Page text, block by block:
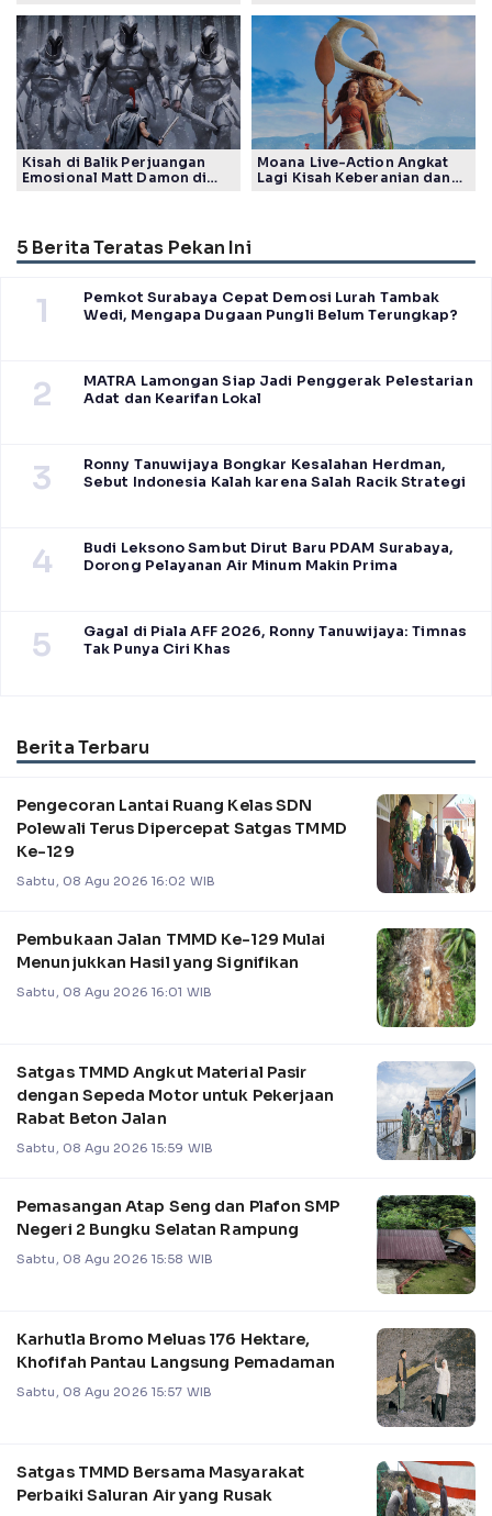
Generasi
Tuai Pujian Banyak Pihak
Kisah di Balik Perjuangan
Emosional Matt Damon di
Moana Live-Action Angkat
Lagi Kisah Keberanian dan
5 Berita Teratas Pekan Ini
1
Pemkot Surabaya Cepat Demosi Lurah Tambak
Wedi, Mengapa Dugaan Pungli Belum Terungkap?
2
MATRA Lamongan Siap Jadi Penggerak Pelestarian
Adat dan Kearifan Lokal
3
Ronny Tanuwijaya Bongkar Kesalahan Herdman,
Sebut Indonesia Kalah karena Salah Racik Strategi
4
Budi Leksono Sambut Dirut Baru PDAM Surabaya,
Dorong Pelayanan Air Minum Makin Prima
5
Gagal di Piala AFF 2026, Ronny Tanuwijaya: Timnas
Tak Punya Ciri Khas
Berita Terbaru
Pengecoran Lantai Ruang Kelas SDN
Polewali Terus Dipercepat Satgas TMMD
Ke-129
Sabtu, 08 Agu 2026 16:02 WIB
Pembukaan Jalan TMMD Ke-129 Mulai
Menunjukkan Hasil yang Signifikan
Sabtu, 08 Agu 2026 16:01 WIB
Satgas TMMD Angkut Material Pasir
dengan Sepeda Motor untuk Pekerjaan
Rabat Beton Jalan
Sabtu, 08 Agu 2026 15:59 WIB
Pemasangan Atap Seng dan Plafon SMP
Negeri 2 Bungku Selatan Rampung
Sabtu, 08 Agu 2026 15:58 WIB
Karhutla Bromo Meluas 176 Hektare,
Khofifah Pantau Langsung Pemadaman
Sabtu, 08 Agu 2026 15:57 WIB
Satgas TMMD Bersama Masyarakat
Perbaiki Saluran Air yang Rusak